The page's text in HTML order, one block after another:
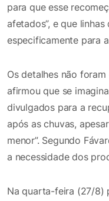
para que esse
afetados”, e que
especificamente para
Os detalhes não
afirmou que se
divulgados para a
após as chuvas,
menor”. Segundo
a necessidade dos
Na quarta-feira (27/8)